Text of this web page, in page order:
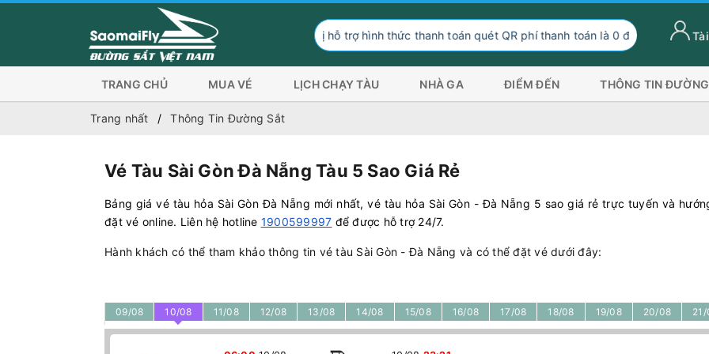
Đơn vị hỗ trợ hình thức thanh toán quét QR phí thanh toán là 0 đồng, ngoài hình thức
TRANG CHỦ MUA VÉ LỊCH CHẠY TÀU NHÀ GA ĐIỂM ĐẾN THÔNG TIN
Trang nhất Thông Tin Đường Sắt
Vé Tàu Sài Gòn Đà Nẵng Tàu 5 Sao Giá Rẻ
Bảng giá vé tàu hỏa Sài Gòn Đà Nẵng mới nhất, vé tàu hỏa Sài Gòn - Đà Nẵng 5 sao giá rẻ trực tuyến và
đặt vé online. Liên hệ hotline 1900599997 để được hỗ trợ 24/7.
Hành khách có thể tham khảo thông tin vé tàu Sài Gòn - Đà Nẵng và có thể đặt vé dưới đây:
09/08 10/08 11/08 12/08 13/08 14/08 15/08 16/08 17/08 18/08 19/08 20/08